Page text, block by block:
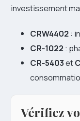
investissement
CRW4402 :
CR-1022 :
CR-5403et
Vérifiez